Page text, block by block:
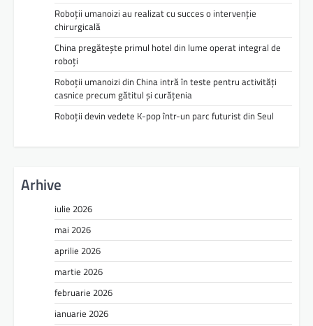
Roboții umanoizi au realizat cu succes o intervenție
chirurgicală
China pregătește primul hotel din lume operat integral de
roboți
Roboții umanoizi din China intră în teste pentru activități
casnice precum gătitul și curățenia
Roboții devin vedete K-pop într-un parc futurist din Seul
Arhive
iulie 2026
mai 2026
aprilie 2026
martie 2026
februarie 2026
ianuarie 2026